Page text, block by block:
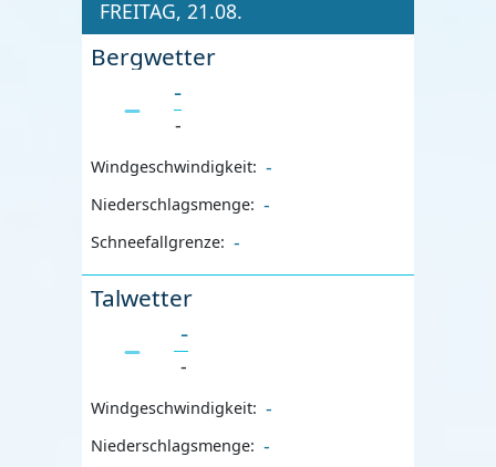
FREITAG, 21.08.
Bergwetter
-
-
Windgeschwindigkeit: -
Niederschlagsmenge: -
Schneefallgrenze: -
Talwetter
-
-
Windgeschwindigkeit: -
Niederschlagsmenge: -